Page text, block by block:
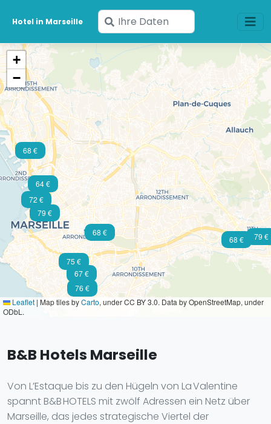
Hotel in Marseille
Geben
Sie
Ihre
Daten
ein
68 €
68 €
68 €
75 €
76 €
72 €
67 €
64 €
79 €
79 €
+
−
Leaflet | Map tiles byCarto, under CC BY 3.0. Data by OpenStreetMap, under
ODbL.
B&B Hotels Marseille
Von L’Estaque bis zu den Hügeln von La Valentine
spannt B&B HOTELS mit zwölf Adressen ein Netz über
Marseille, das jedes strategische Viertel der